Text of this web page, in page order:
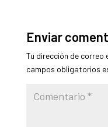
Enviar
Tu dirección de correo
campos obligatorios